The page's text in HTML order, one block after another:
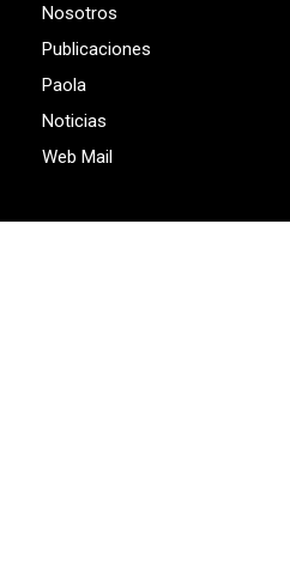
Nosotros
Publicaciones
Paola
Noticias
Web Mail